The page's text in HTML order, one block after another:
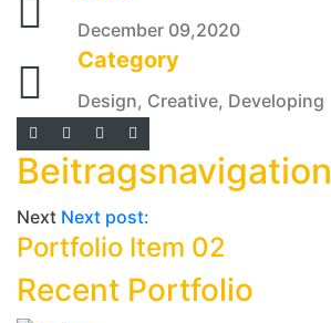
December 09,2020
Category
Design, Creative, Developing
Beitragsnavigation
Next Next post:
Portfolio Item 02
Recent Portfolio